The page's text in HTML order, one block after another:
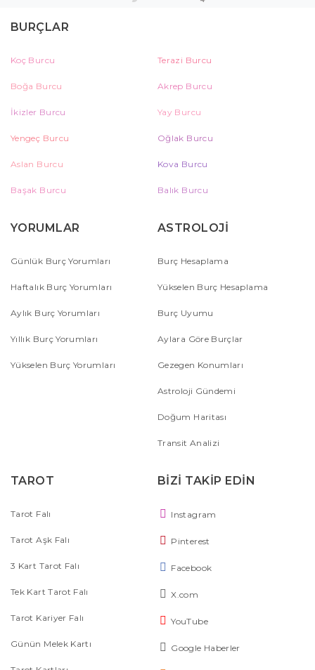
BURÇLAR
Koç Burcu Terazi Burcu
Boğa Burcu Akrep Burcu
İkizler Burcu Yay Burcu
Yengeç Burcu Oğlak Burcu
Aslan Burcu Kova Burcu
Başak Burcu Balık Burcu
YORUMLAR
Günlük Burç Yorumları
Haftalık Burç Yorumları
Aylık Burç Yorumları
Yıllık Burç Yorumları
Yükselen Burç Yorumları
ASTROLOJİ
Burç Hesaplama
Yükselen Burç Hesaplama
Burç Uyumu
Aylara Göre Burçlar
Gezegen Konumları
Astroloji Gündemi
Doğum Haritası
Transit Analizi
TAROT
Tarot Falı
Tarot Aşk Falı
3 Kart Tarot Falı
Tek Kart Tarot Falı
Tarot Kariyer Falı
Günün Melek Kartı
BİZİ TAKİP EDİN
Instagram
Pinterest
Facebook
X.com
YouTube
Google Haberler